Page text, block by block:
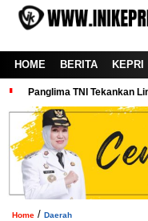
HOME BERITA KEPRI
Panglima TNI Tekankan
Home / Daerah